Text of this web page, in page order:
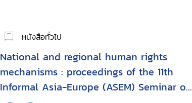
หนังสือทั่วไป
National and regional human rights
mechanisms : proceedings of the 11th
Informal Asia-Europe (ASEM) Seminar on